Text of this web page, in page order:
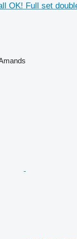
OK! Full set